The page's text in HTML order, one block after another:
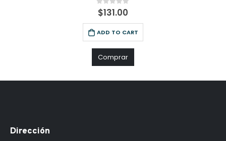
0out of 5
$131.00
ADD TO CART
Comprar
Dirección